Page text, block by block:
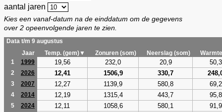
aantal jaren
Kies een vanaf-datum na de einddatum om de gegevens
over 2 opeenvolgende jaren te zien.
Data t/m 9 augustus
Jaar
Temp. (gem)▼ Zonuren (som) Neerslag (som)
1
1999 19,56 232,0 20,9 50,3
2 2026 12,41 1506,9 330,7
3 2007 12,27 1139,9 580,8 69,2
4 2014 12,19 1315,4 443,7 95,8
5 2024 12,11 1058,6 580,1 91,9